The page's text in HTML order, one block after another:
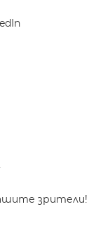
зрители!